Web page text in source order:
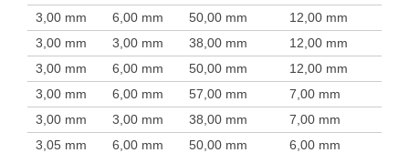
3,00 mm
6,00 mm 50,00 mm 12,00 mm
3,00 mm
3,00 mm 38,00 mm 12,00 mm
3,00 mm
6,00 mm 50,00 mm 12,00 mm
3,00 mm
6,00 mm 57,00 mm 7,00 mm
3,00 mm
3,00 mm 38,00 mm 7,00 mm
3,05 mm
6,00 mm 50,00 mm 6,00 mm